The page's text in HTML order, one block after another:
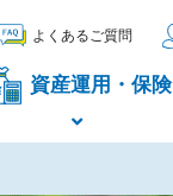
資産運用・保険
よくあるご質問